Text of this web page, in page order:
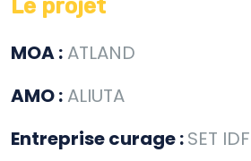
Le projet
MOA : ATLAND
AMO : ALIUTA
Entreprise curage :SET IDF